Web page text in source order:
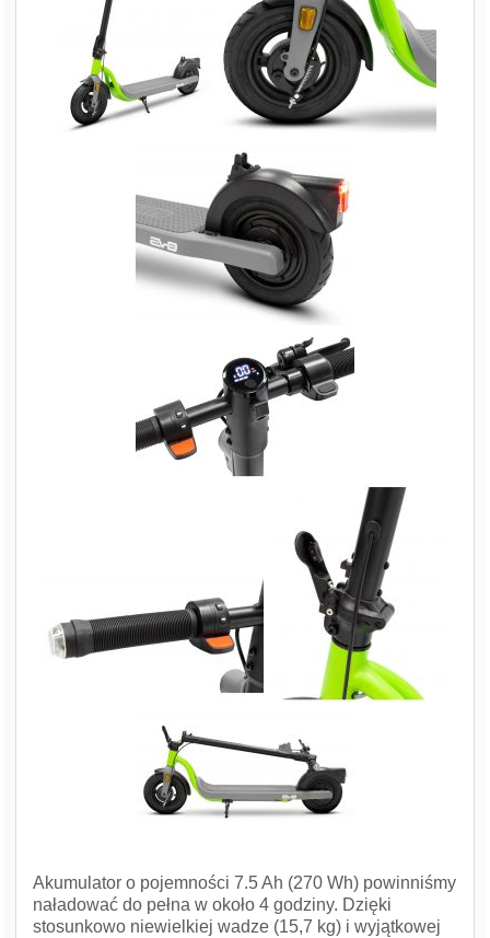
Akumulator o pojemności 7.5 Ah (270 Wh) powinniśmy
naładować do pełna w około 4 godziny. Dzięki
stosunkowo niewielkiej wadze (15,7 kg) i wyjątkowej